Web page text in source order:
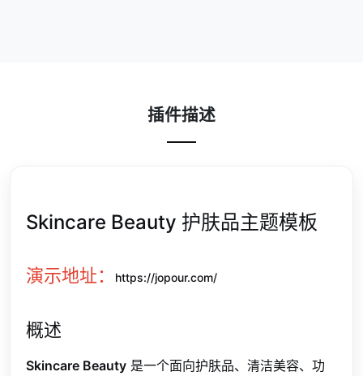
插件描述
Skincare Beauty 护肤品主题模板
演示地址： https://jopour.com/
概述
Skincare Beauty 是一个面向护肤品、清洁美容、功